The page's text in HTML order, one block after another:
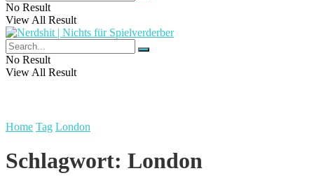
No Result
View All Result
No Result
View All Result
Home Tag London
Schlagwort: London